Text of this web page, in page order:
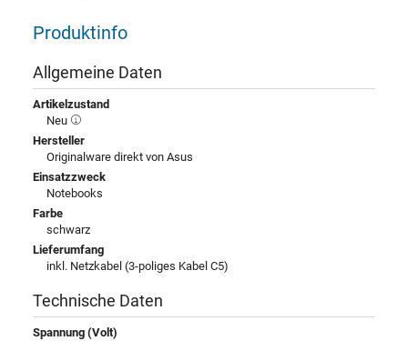
Produktinfo
Allgemeine Daten
Artikelzustand
Neu
Hersteller
Originalware direkt von Asus
Einsatzzweck
Notebooks
Farbe
schwarz
Lieferumfang
inkl. Netzkabel (3-poliges Kabel C5)
Technische Daten
Spannung (Volt)